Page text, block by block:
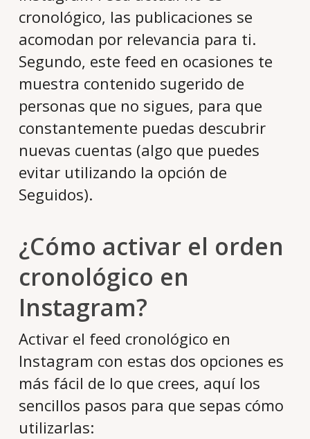
cronológico, las publicaciones se
acomodan por relevancia para ti.
Segundo, este feed en ocasiones te
muestra contenido sugerido de
personas que no sigues, para que
constantemente puedas descubrir
nuevas cuentas (algo que puedes
evitar utilizando la opción de
Seguidos).
¿Cómo activar el orden
cronológico en
Instagram?
Activar el feed cronológico en
Instagram con estas dos opciones es
más fácil de lo que crees, aquí los
sencillos pasos para que sepas cómo
utilizarlas: